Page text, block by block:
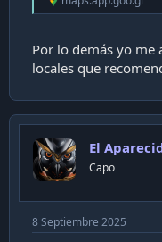
Por lo demás yo me
locales que
El
Capo
8 Septiembre 2025